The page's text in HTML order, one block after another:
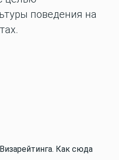
поведения на